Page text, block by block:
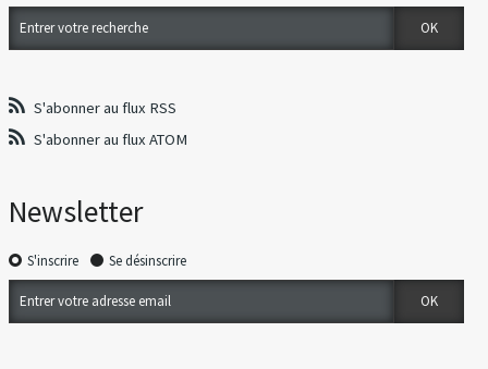
S'abonner au flux RSS
S'abonner au flux ATOM
Newsletter
S'inscrire Se désinscrire